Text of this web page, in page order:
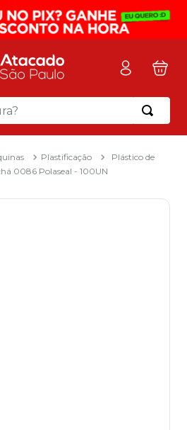
Plastificação
Plástico de
0086 Polaseal - 100UN